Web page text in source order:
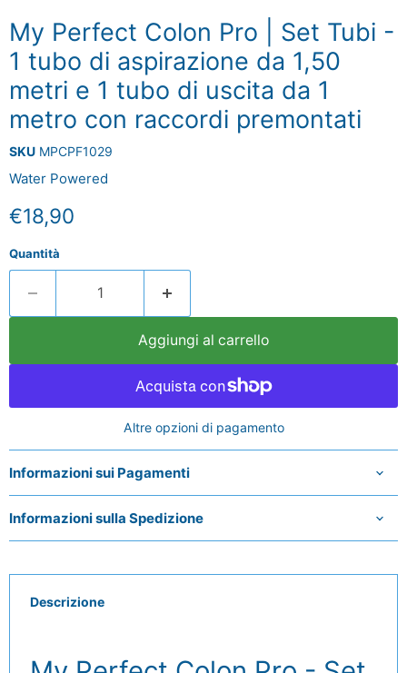
My Perfect Colon Pro | Set Tubi -
1 tubo di aspirazione da 1,50
metri e 1 tubo di uscita da 1
metro con raccordi premontati
SKU MPCPF1029
Water Powered
Prezzo attuale
€18,90
Quantità
Aggiungi al carrello
Altre opzioni di pagamento
Informazioni sui Pagamenti
Informazioni sulla Spedizione
Descrizione